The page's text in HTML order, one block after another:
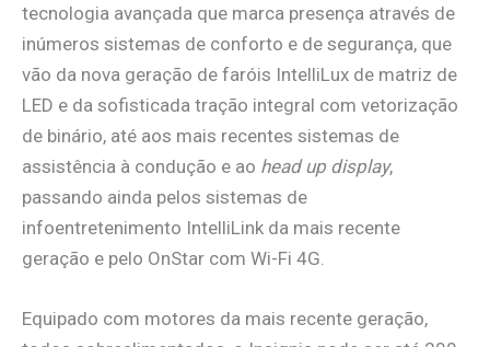
tecnologia avançada que marca presença através de
inúmeros sistemas de conforto e de segurança, que
vão da nova geração de faróis IntelliLux de matriz de
LED e da sofisticada tração integral com vetorização
de binário, até aos mais recentes sistemas de
assistência à condução e ao head up display,
passando ainda pelos sistemas de
infoentretenimento IntelliLink da mais recente
geração e pelo OnStar com Wi-Fi 4G.
Equipado com motores da mais recente geração,